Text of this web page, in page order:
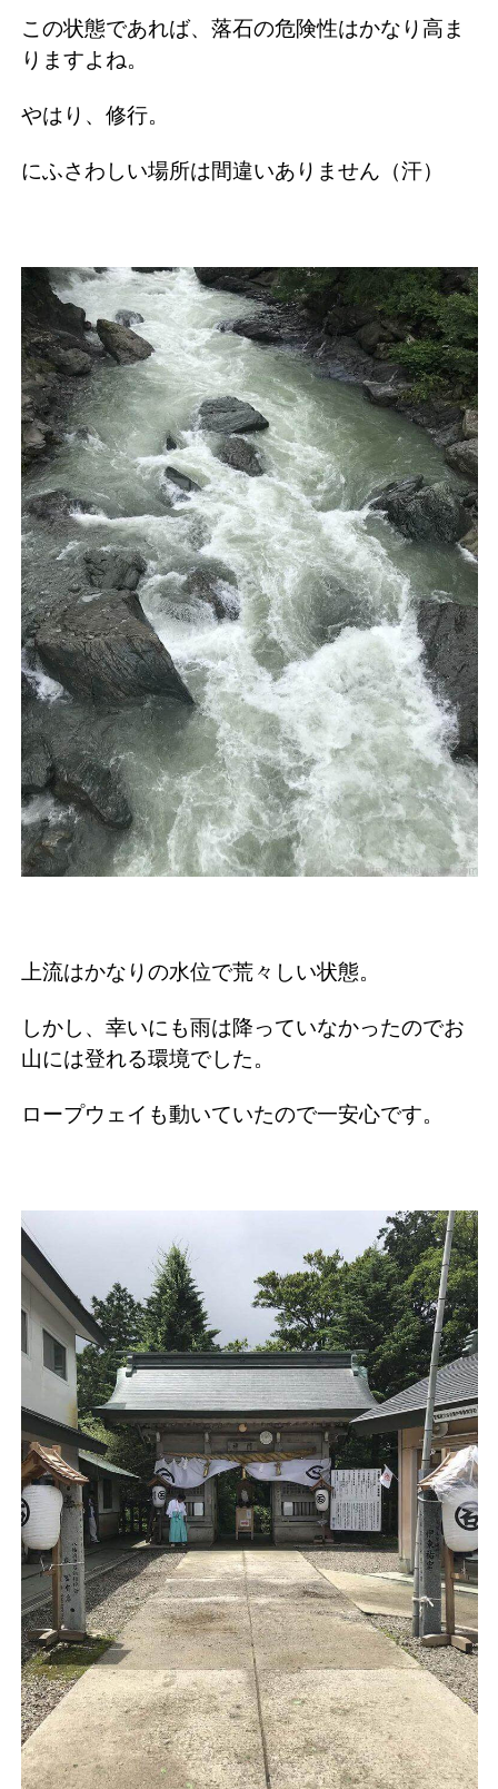
この状態であれば、落石の危険性はかなり高ま
りますよね。
やはり、修行。
にふさわしい場所は間違いありません（汗）
上流はかなりの水位で荒々しい状態。
しかし、幸いにも雨は降っていなかったのでお
山には登れる環境でした。
ロープウェイも動いていたので一安心です。